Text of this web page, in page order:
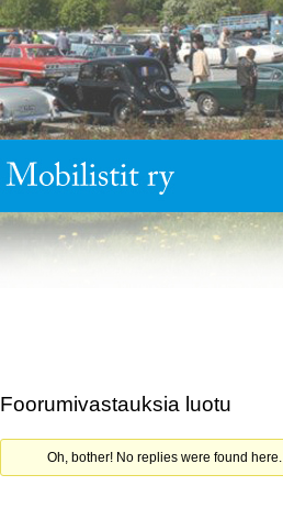
Foorumivastauksia luotu
Oh, bother! No replies were found here.